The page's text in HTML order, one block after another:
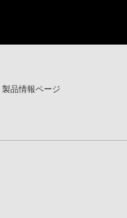
製品情報ページ